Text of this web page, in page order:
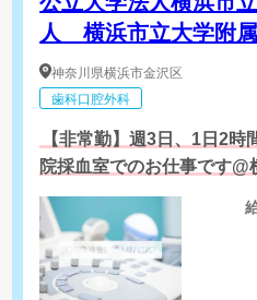
人 横浜市立大学附
神奈川県横浜市金沢区
歯科口腔外科
【非常勤】週3日、1日2
院採血室でのお仕事です@